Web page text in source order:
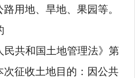
路用地、旱地、果园等。
民共和国土地管理法》第
征收土地目的： 因公共